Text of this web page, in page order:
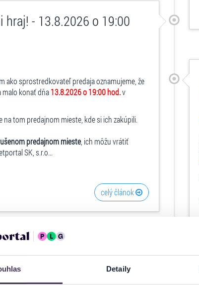
Detaily
hraj! - 13.8.2026 o 19:00
ako sprostredkovateľ predaja oznamujeme, že
malo konať dňa13.8.2026 o 19:00 hod.v
tom predajnom mieste, kde si ich zakúpili.
predajnom mieste, ich môžu vrátiť
SK, s.r.o...
celý článok
– divadelné
o 18:00 hod.